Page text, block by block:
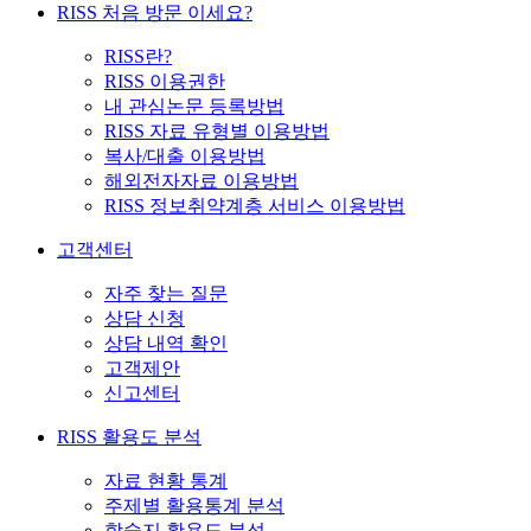
RISS 처음 방문 이세요?
RISS란?
RISS 이용권한
내 관심논문 등록방법
RISS 자료 유형별 이용방법
복사/대출 이용방법
해외전자자료 이용방법
RISS 정보취약계층 서비스 이용방법
고객센터
자주 찾는 질문
상담 신청
상담 내역 확인
고객제안
신고센터
RISS 활용도 분석
자료 현황 통계
주제별 활용통계 분석